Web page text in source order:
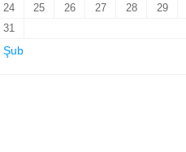
24 25 26 27 28 29
31
Şub